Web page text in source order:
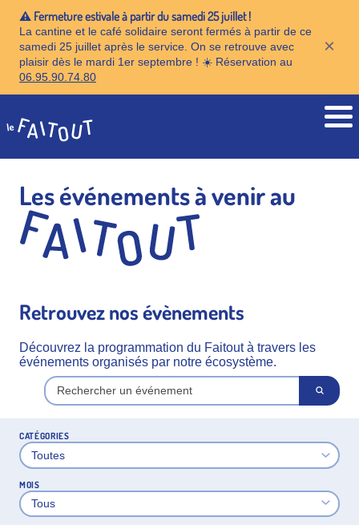
⚠️ Fermeture estivale à partir du samedi 25 juillet !
La cantine et le café solidaire seront fermés à partir de ce
samedi 25 juillet après le service. On se retrouve avec
plaisir dès le mardi 1er septembre ! ☀️ Réservation au
06.95.90.74.80
×
Accueil
Les événements à venir au
Retrouvez nos évènements
Découvrez la programmation du Faitout à travers les
événements organisés par notre écosystème.
CATÉGORIES
MOIS